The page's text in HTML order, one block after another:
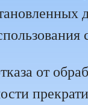
от